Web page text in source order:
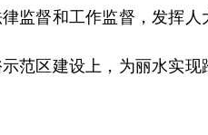
监督和工作监督，发挥人
范区建设上，为丽水实现